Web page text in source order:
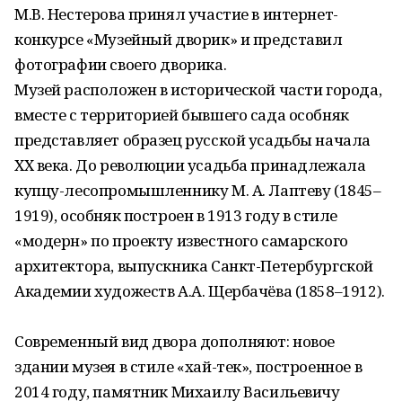
М.В. Нестерова принял участие в интернет-
конкурсе «Музейный дворик» и представил
фотографии своего дворика.
Музей расположен в исторической части города,
вместе с территорией бывшего сада особняк
представляет образец русской усадьбы начала
ХХ века. До революции усадьба принадлежала
купцу-лесопромышленнику М. А. Лаптеву (1845–
1919), особняк построен в 1913 году в стиле
«модерн» по проекту известного самарского
архитектора, выпускника Санкт-Петербургской
Академии художеств А.А. Щербачёва (1858–1912).
Современный вид двора дополняют: новое
здании музея в стиле «хай-тек», построенное в
2014 году, памятник Михаилу Васильевичу